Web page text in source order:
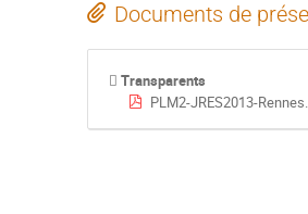
Documents de
Transparents
PLM2-JRES2013-